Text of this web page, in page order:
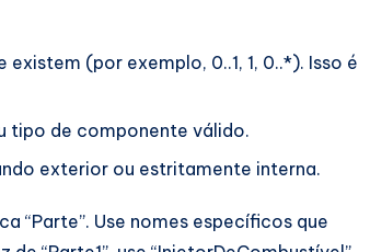
(por exemplo, 0..1, 1, 0..*). Isso é
tipo de componente válido.
exterior ou estritamente interna.
“Parte”. Use nomes específicos que